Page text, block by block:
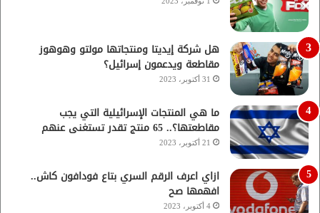
هل شركة إيديتا ومنتجاتها مولتو وهوهوز
مقاطعة ويدعمون إسرائيل؟
31 أكتوبر، 2023
ما هي المنتجات الإسرائيلية التي يجب
مقاطعتها؟.. 65 منتج تقدر تستغنى عنهم
21 أكتوبر، 2023
ازاي اعرف الرقم السري بتاع فودافون كاش..
افهمها صح
4 أكتوبر، 2023